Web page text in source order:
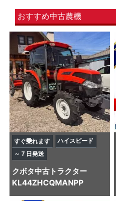
おすすめ中古農機
すぐ乗れます
ハイスピード
～７日発送
クボタ中古トラクター
KL44ZHCQMANPP